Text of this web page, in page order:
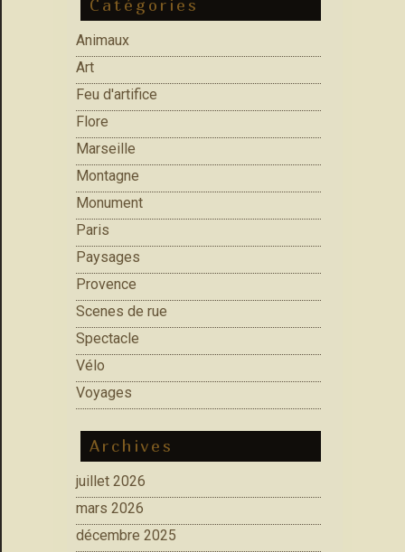
Catégories
Animaux
Art
Feu d'artifice
Flore
Marseille
Montagne
Monument
Paris
Paysages
Provence
Scenes de rue
Spectacle
Vélo
Voyages
Archives
juillet 2026
mars 2026
décembre 2025